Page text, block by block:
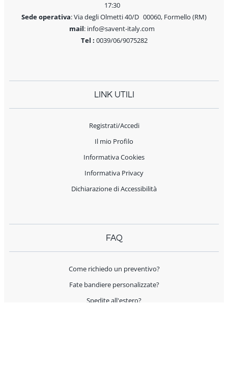
17:30
Sede operativa: Via degli Olmetti 40/D 00060, Formello (RM)
mail: info@savent-italy.com
Tel : 0039/06/9075282
LINK UTILI
Registrati/Accedi
Il mio Profilo
Informativa Cookies
Informativa Privacy
Dichiarazione di Accessibilità
FAQ
Come richiedo un preventivo?
Fate bandiere personalizzate?
Spedite all'estero?